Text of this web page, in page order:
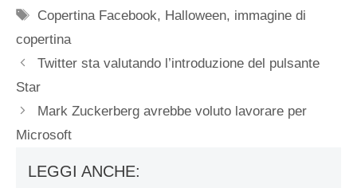
Tag
Copertina Facebook, Halloween, immagine di
copertina
Twitter sta valutando l’introduzione del pulsante
Star
Mark Zuckerberg avrebbe voluto lavorare per
Microsoft
LEGGI ANCHE: